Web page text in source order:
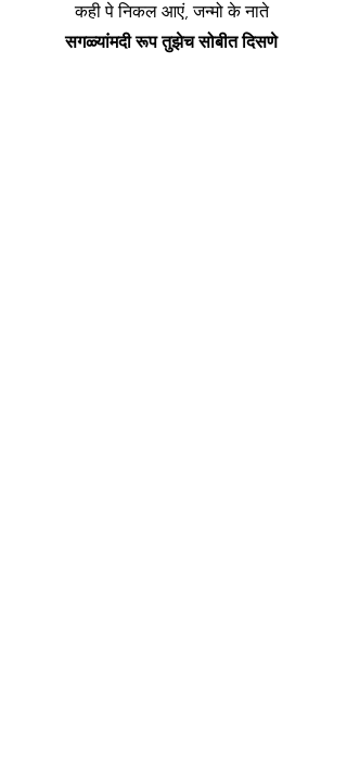
कही पे निकल आएं, जन्मो के नाते
सगळ्यांमदी रूप तुझेच सोबीत दिसणे